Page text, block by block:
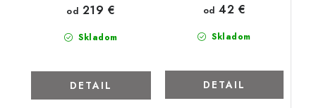
Skladom
od 219 €
DETAIL
Skladom
od 42 €
DETAIL